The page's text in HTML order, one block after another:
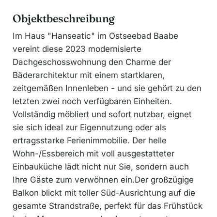
Objektbeschreibung
Im Haus "Hanseatic" im Ostseebad Baabe
vereint diese 2023 modernisierte
Dachgeschosswohnung den Charme der
Bäderarchitektur mit einem startklaren,
zeitgemäßen Innenleben - und sie gehört zu den
letzten zwei noch verfügbaren Einheiten.
Vollständig möbliert und sofort nutzbar, eignet
sie sich ideal zur Eigennutzung oder als
ertragsstarke Ferienimmobilie. Der helle
Wohn-/Essbereich mit voll ausgestatteter
Einbauküche lädt nicht nur Sie, sondern auch
Ihre Gäste zum verwöhnen ein.Der großzügige
Balkon blickt mit toller Süd-Ausrichtung auf die
gesamte Strandstraße, perfekt für das Frühstück